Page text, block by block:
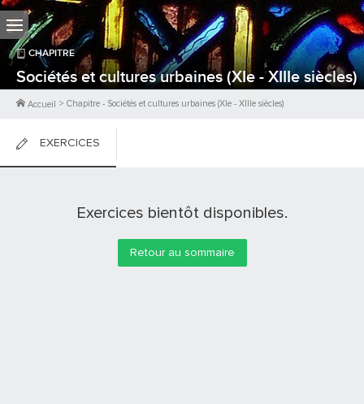
CHAPITRE
Sociétés et cultures urbaines (XIe - XIIIe siècles)
Accueil > Chapitre - Sociétés et cultures urbaines (XIe - XIIIe siècles)
EXERCICES
Exercices bientôt disponibles.
Retour au sommaire